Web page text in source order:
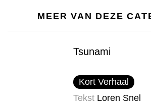
MEER VAN DEZE
Tsunami
Kort Verhaal
Tekst Loren Snel